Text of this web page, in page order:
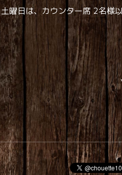
土曜日は、カウンター席 2名様